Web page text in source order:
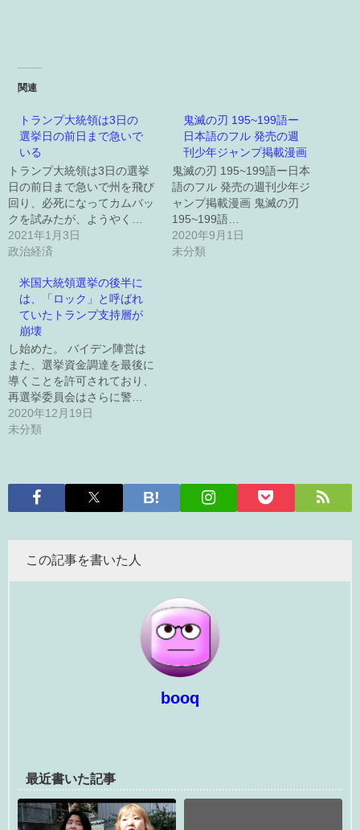
関連
トランプ大統領は3日の
選挙日の前日まで急いで
いる
トランプ大統領は3日の選挙
日の前日まで急いで州を飛び
回り、必死になってカムバッ
クを試みたが、ようやく…
2021年1月3日
政治経済
鬼滅の刃 195~199語ー
日本語のフル 発売の週
刊少年ジャンプ掲載漫画
鬼滅の刃 195~199語ー日本
語のフル 発売の週刊少年ジ
ャンプ掲載漫画 鬼滅の刃
195~199語…
2020年9月1日
未分類
米国大統領選挙の後半に
は、「ロック」と呼ばれ
ていたトランプ支持層が
崩壊
し始めた。 バイデン陣営は
また、選挙資金調達を最後に
導くことを許可されており、
再選挙委員会はさらに警…
2020年12月19日
未分類
この記事を書いた人
booq
最近書いた記事